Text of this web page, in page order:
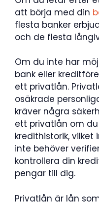
att börja med din
flesta banker
och de flesta
Om du inte har
bank eller
ett privatlån.
osäkrade
kräver några
ett privatlån om
kredithistorik,
inte behöver
kontrollera din
pengar till dig.
Privatlån är lån